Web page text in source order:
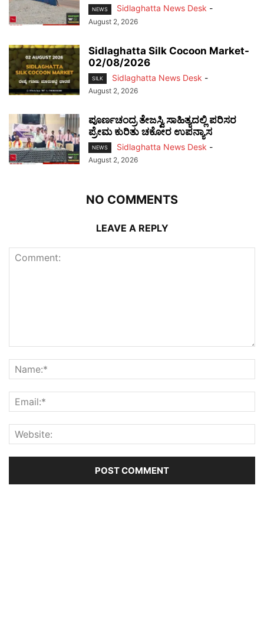
NEWS Sidlaghatta News Desk -
August 2, 2026
Sidlaghatta Silk Cocoon Market-
02/08/2026
SILK Sidlaghatta News Desk -
August 2, 2026
ಪೂರ್ಣಚಂದ್ರ ತೇಜಸ್ವಿ ಸಾಹಿತ್ಯದಲ್ಲಿ ಪರಿಸರ
ಪ್ರೇಮ ಕುರಿತು ಚಕೋರ ಉಪನ್ಯಾಸ
NEWS Sidlaghatta News Desk -
August 2, 2026
NO COMMENTS
LEAVE A REPLY